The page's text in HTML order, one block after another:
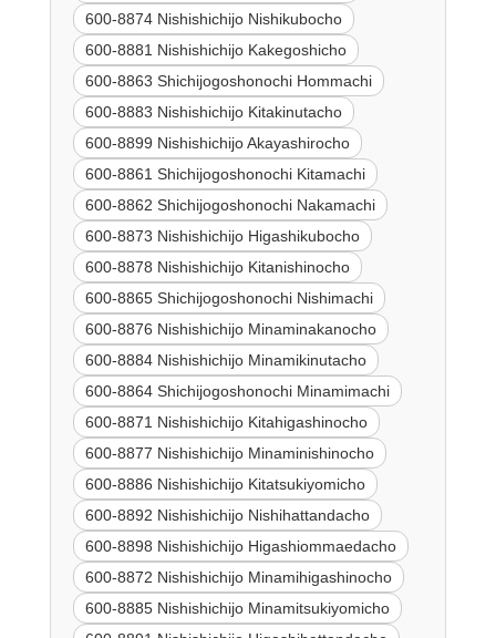
600-8874 Nishishichijo Nishikubocho
600-8881 Nishishichijo Kakegoshicho
600-8863 Shichijogoshonochi Hommachi
600-8883 Nishishichijo Kitakinutacho
600-8899 Nishishichijo Akayashirocho
600-8861 Shichijogoshonochi Kitamachi
600-8862 Shichijogoshonochi Nakamachi
600-8873 Nishishichijo Higashikubocho
600-8878 Nishishichijo Kitanishinocho
600-8865 Shichijogoshonochi Nishimachi
600-8876 Nishishichijo Minaminakanocho
600-8884 Nishishichijo Minamikinutacho
600-8864 Shichijogoshonochi Minamimachi
600-8871 Nishishichijo Kitahigashinocho
600-8877 Nishishichijo Minaminishinocho
600-8886 Nishishichijo Kitatsukiyomicho
600-8892 Nishishichijo Nishihattandacho
600-8898 Nishishichijo Higashiommaedacho
600-8872 Nishishichijo Minamihigashinocho
600-8885 Nishishichijo Minamitsukiyomicho